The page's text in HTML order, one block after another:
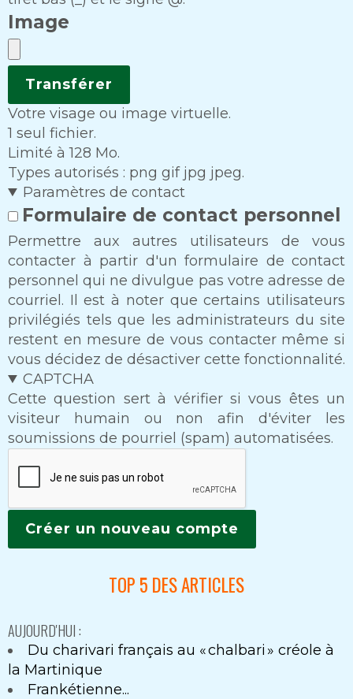
Image
Votre visage ou image virtuelle.
1 seul fichier.
Limité à 128 Mo.
Types autorisés : png gif jpg jpeg.
Paramètres de contact
Formulaire de contact personnel
Permettre aux autres utilisateurs de vous
contacter à partir d'un formulaire de contact
personnel qui ne divulgue pas votre adresse de
courriel. Il est à noter que certains utilisateurs
privilégiés tels que les administrateurs du site
restent en mesure de vous contacter même si
vous décidez de désactiver cette fonctionnalité.
CAPTCHA
Cette question sert à vérifier si vous êtes un
visiteur humain ou non afin d'éviter les
soumissions de pourriel (spam) automatisées.
TOP 5 DES ARTICLES
AUJOURD'HUI :
Du charivari français au « chalbari » créole à
la Martinique
Frankétienne...